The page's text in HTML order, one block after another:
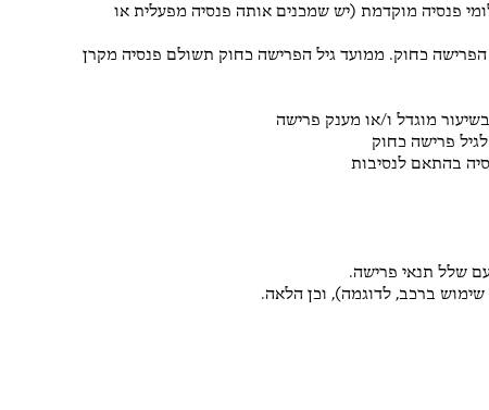
פנסיה מוקדמת (יש שמכנים אותה פנסיה מפעלית או
כחוק. ממועד גיל הפרישה כחוק תשולם פנסיה מקרן
מוגדל ו/או מענק פרישה
פרישה כחוק
בהתאם לנסיבות
עם שלל תנאי פרישה.
ברכב, לדוגמה), וכן הלאה.